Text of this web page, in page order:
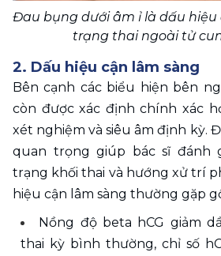
Đau bụng dưới âm ỉ là dấu
trạng thai ngoài tử
2. Dấu hiệu cận lâm sàng
Bên cạnh các biểu hiện bên
còn được xác định chính xác
xét nghiệm và siêu âm định kỳ.
quan trọng giúp bác sĩ đánh
trạng khối thai và hướng xử trí
hiệu cận lâm sàng thường gặp
Nồng độ beta hCG giảm
thai kỳ bình thường, chỉ số